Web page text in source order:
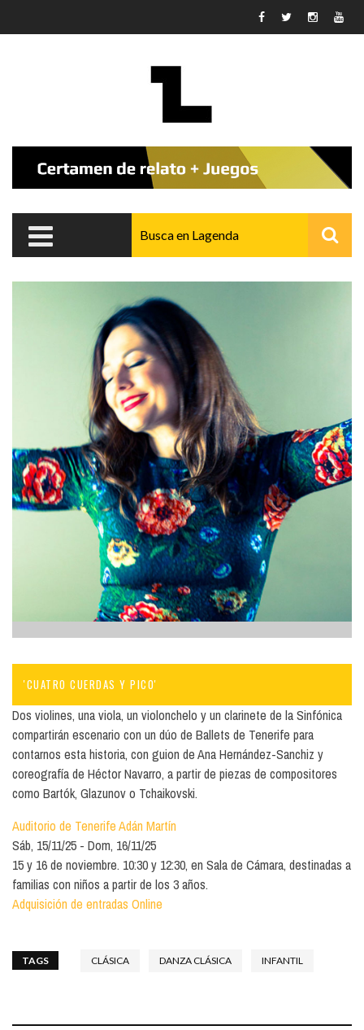
'CUATRO CUERDAS Y PICO'
Dos violines, una viola, un violonchelo y un clarinete de la Sinfónica
compartirán escenario con un dúo de Ballets de Tenerife para
contarnos esta historia, con guion de Ana Hernández-Sanchiz y
coreografía de Héctor Navarro, a partir de piezas de compositores
como Bartók, Glazunov o Tchaikovski.
Auditorio de Tenerife Adán Martín
Sáb, 15/11/25
Dom, 16/11/25
15 y 16 de noviembre. 10:30 y 12:30, en Sala de Cámara, destinadas a
familias con niños a partir de los 3 años.
Adquisición de entradas Online
TAGS CLÁSICA DANZA CLÁSICA INFANTIL